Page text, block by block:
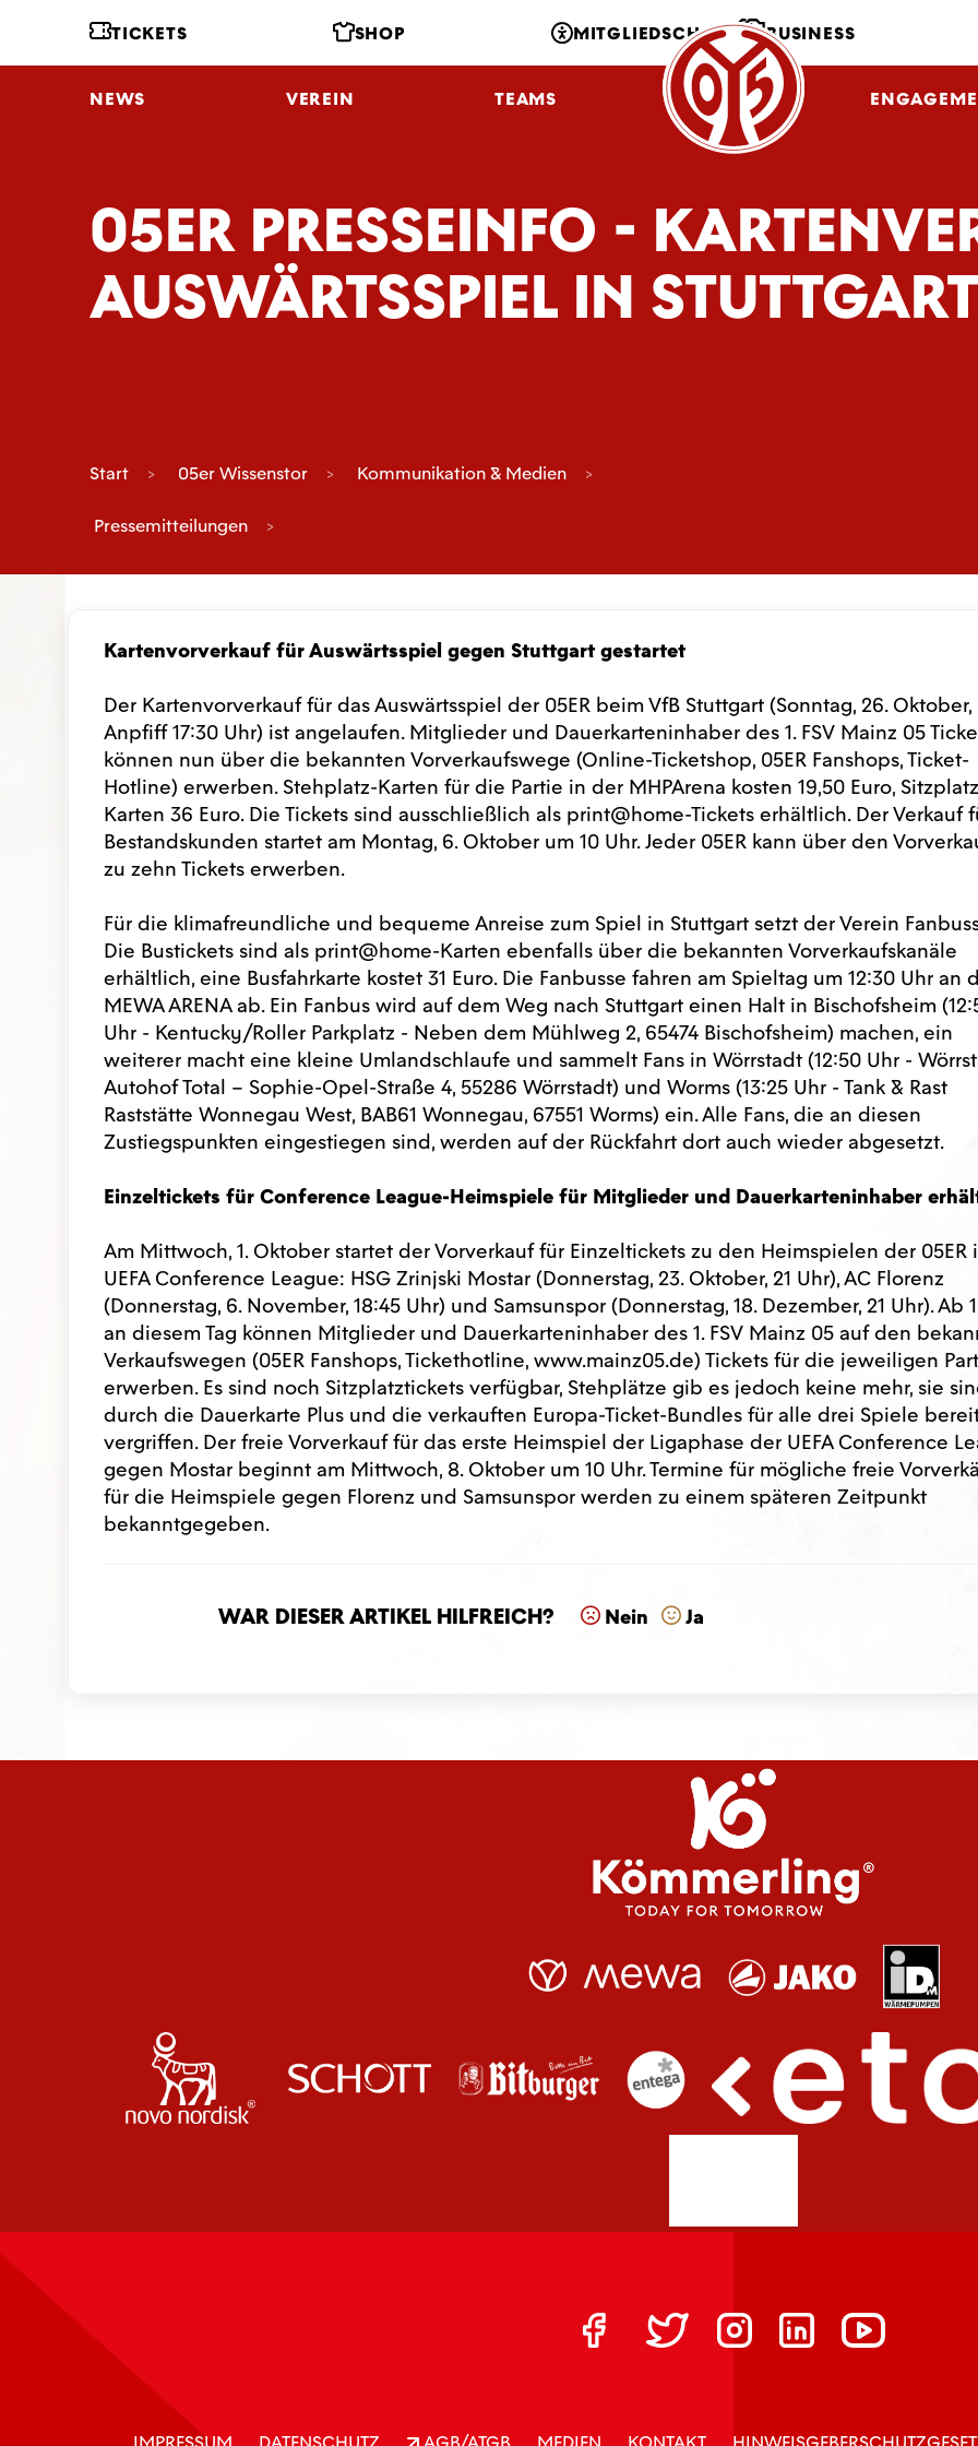
TICKETS SHOP MITGLIEDSCHAFT BUSINESS
NEWS VEREIN TEAMS NLZ FANS
05ER PRESSEINFO -
AUSWÄRTSSPIEL IN STUTTGART
Start 05er Wissenstor Kommunikation & Medien
Pressemitteilungen
Kartenvorverkauf für Auswärtsspiel gegen Stuttgart gestartet
Der Kartenvorverkauf für das Auswärtsspiel der 05ER beim VfB Stuttgart (Sonntag, 26. Oktober,
Anpfiff 17:30 Uhr) ist angelaufen. Mitglieder und Dauerkarteninhaber des 1. FSV Mainz 05
können nun über die bekannten Vorverkaufswege (Online-Ticketshop, 05ER Fanshops, Ticket-
Hotline) erwerben. Stehplatz-Karten für die Partie in der MHPArena kosten 19,50 Euro,
Karten 36 Euro. Die Tickets sind ausschließlich als print@home-Tickets erhältlich. Der Verkauf
Bestandskunden startet am Montag, 6. Oktober um 10 Uhr. Jeder 05ER kann über den
zu zehn Tickets erwerben.
Für die klimafreundliche und bequeme Anreise zum Spiel in Stuttgart setzt der Verein
Die Bustickets sind als print@home-Karten ebenfalls über die bekannten Vorverkaufskanäle
erhältlich, eine Busfahrkarte kostet 31 Euro. Die Fanbusse fahren am Spieltag um 12:30 Uhr an
MEWA ARENA ab. Ein Fanbus wird auf dem Weg nach Stuttgart einen Halt in Bischofsheim
Uhr - Kentucky/Roller Parkplatz - Neben dem Mühlweg 2, 65474 Bischofsheim) machen, ein
weiterer macht eine kleine Umlandschlaufe und sammelt Fans in Wörrstadt (12:50 Uhr -
Autohof Total – Sophie-Opel-Straße 4, 55286 Wörrstadt) und Worms (13:25 Uhr - Tank & Rast
Raststätte Wonnegau West, BAB61 Wonnegau, 67551 Worms) ein. Alle Fans, die an diesen
Zustiegspunkten eingestiegen sind, werden auf der Rückfahrt dort auch wieder abgesetzt.
Einzeltickets für Conference League-Heimspiele für Mitglieder und Dauerkarteninhaber
Am Mittwoch, 1. Oktober startet der Vorverkauf für Einzeltickets zu den Heimspielen der 05ER
UEFA Conference League: HSG Zrinjski Mostar (Donnerstag, 23. Oktober, 21 Uhr), AC Florenz
(Donnerstag, 6. November, 18:45 Uhr) und Samsunspor (Donnerstag, 18. Dezember, 21 Uhr). Ab
an diesem Tag können Mitglieder und Dauerkarteninhaber des 1. FSV Mainz 05 auf den
Verkaufswegen (05ER Fanshops, Tickethotline, www.mainz05.de) Tickets für die jeweiligen
erwerben. Es sind noch Sitzplatztickets verfügbar, Stehplätze gib es jedoch keine mehr, sie
durch die Dauerkarte Plus und die verkauften Europa-Ticket-Bundles für alle drei Spiele
vergriffen. Der freie Vorverkauf für das erste Heimspiel der Ligaphase der UEFA Conference
gegen Mostar beginnt am Mittwoch, 8. Oktober um 10 Uhr. Termine für mögliche freie
für die Heimspiele gegen Florenz und Samsunspor werden zu einem späteren Zeitpunkt
bekanntgegeben.
War dieser Artikel hilfreich? Nein Ja